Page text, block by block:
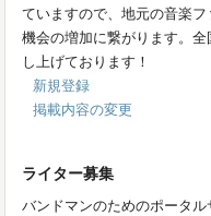
ていますので、地元の音楽
機会の増加に繋がります。
し上げております！
新規登録
掲載内容の変更
ライター募集
バンドマンのためのポータ